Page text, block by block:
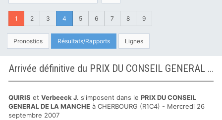
1 2 3 4 5 6 7 8 9
Pronostics Résultats/Rapports Lignes
Arrivée définitive du PRIX DU CONSEIL GENERAL DE LA MANCHE à CHERBOURG
QUIRIS et Verbeeck J. s'imposent dans le PRIX DU CONSEIL
GENERAL DE LA MANCHE à CHERBOURG (R1C4) - Mercredi 26
septembre 2007